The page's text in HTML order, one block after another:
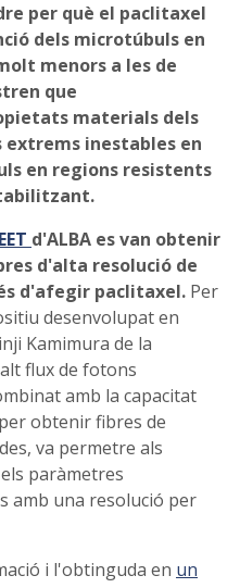
per què el paclitaxel
dels microtúbuls en
menors a les de
que
materials dels
inestables en
en regions resistents
d'ALBA es van obtenir
d'alta resolució de
d'afegir paclitaxel. Per
desenvolupat en
Kamimura de la
flux de fotons
amb la capacitat
obtenir fibres de
va permetre als
paràmetres
amb una resolució per
i l'obtinguda en un